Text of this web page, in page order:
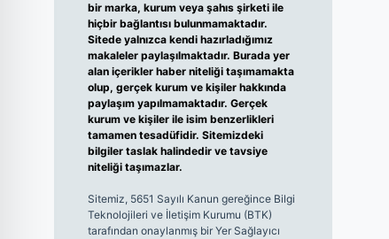
bir marka, kurum veya şahıs şirketi ile
hiçbir bağlantısı bulunmamaktadır.
Sitede yalnızca kendi hazırladığımız
makaleler paylaşılmaktadır. Burada yer
alan içerikler haber niteliği taşımamakta
olup, gerçek kurum ve kişiler hakkında
paylaşım yapılmamaktadır. Gerçek
kurum ve kişiler ile isim benzerlikleri
tamamen tesadüfidir. Sitemizdeki
bilgiler taslak halindedir ve tavsiye
niteliği taşımazlar.
Sitemiz, 5651 Sayılı Kanun gereğince Bilgi
Teknolojileri ve İletişim Kurumu (BTK)
tarafından onaylanmış bir Yer Sağlayıcı